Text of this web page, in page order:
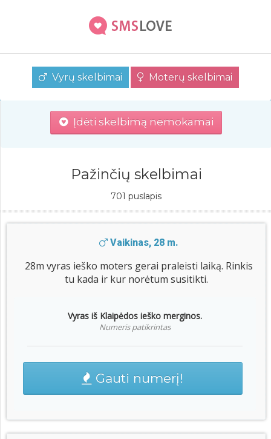
Vyrų skelbimai Moterų skelbimai
Įdėti skelbimą nemokamai
Pažinčių skelbimai
701 puslapis
Vaikinas, 28 m.
28m vyras ieško moters gerai praleisti laiką. Rinkis
tu kada ir kur norėtum susitikti.
Vyras iš Klaipėdos ieško merginos.
Numeris patikrintas
Gauti numerį!